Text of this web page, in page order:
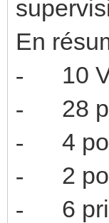
En
-
-
- 4
- 2
- 6